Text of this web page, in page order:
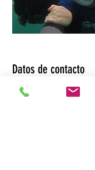
Datos de contacto
Calle Mariana